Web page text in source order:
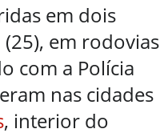
em dois
em rodovias
com a Polícia
nas cidades
, interior do